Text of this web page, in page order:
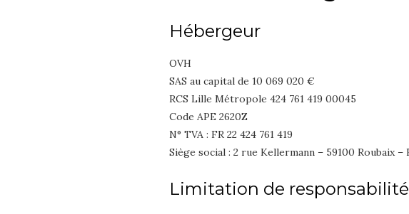
Hébergeur
OVH
SAS au capital de 10 069 020 €
RCS Lille Métropole 424 761 419 00045
Code APE 2620Z
N° TVA : FR 22 424 761 419
Siège social : 2 rue Kellermann – 59100 Roubaix –
Limitation de responsabilité